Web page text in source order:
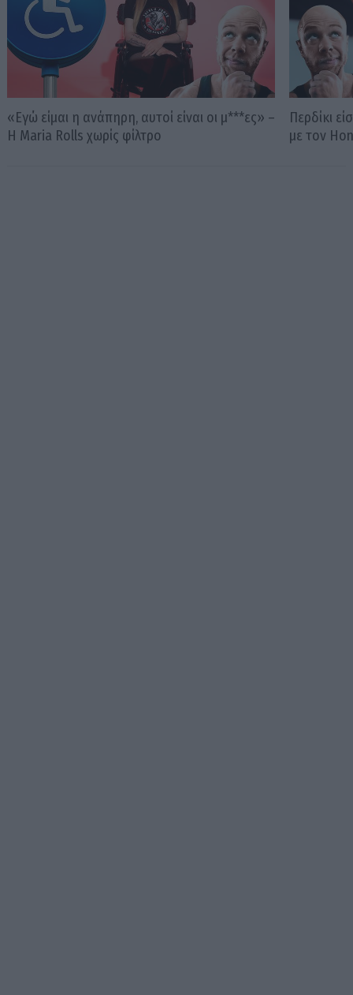
«Εγώ είμαι η ανάπηρη, αυτοί είναι οι μ***ες» –
Η Maria Rolls χωρίς φίλτρο
Περδίκι
με τον